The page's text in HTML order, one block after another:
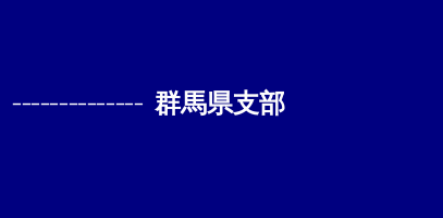
-------------- 群馬県支部